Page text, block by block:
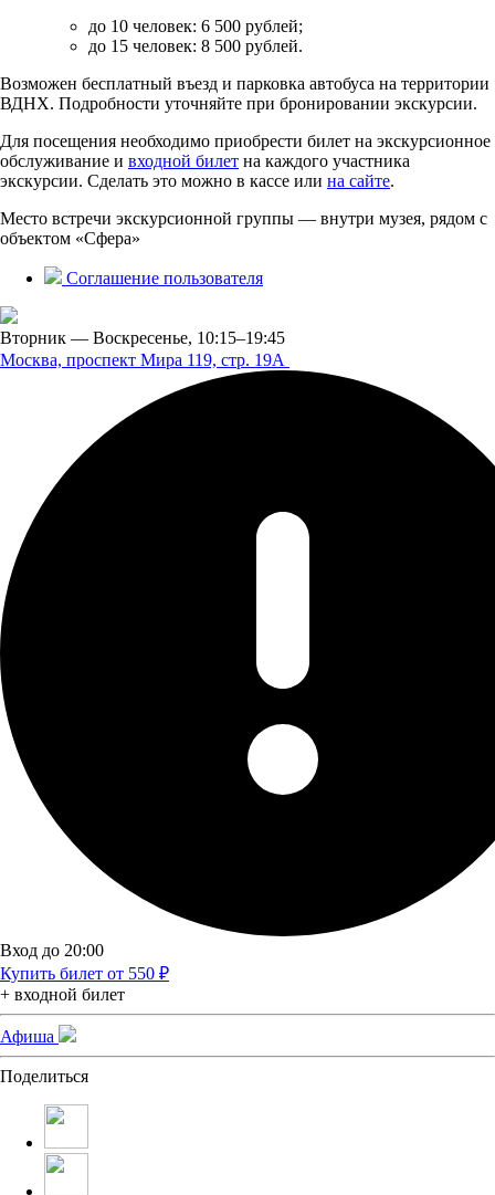
до 10 человек: 6 500 рублей;
до 15 человек: 8 500 рублей.
Возможен бесплатный въезд и парковка автобуса на территории
ВДНХ. Подробности уточняйте при бронировании экскурсии.
Для посещения необходимо приобрести билет на экскурсионное
обслуживание и входной билет на каждого участника
экскурсии. Сделать это можно в кассе или на сайте.
Место встречи экскурсионной группы — внутри музея, рядом с
объектом «Сфера»
Соглашение пользователя
Вторник — Воскресенье, 10:15–19:45
Москва, проспект Мира 119, стр. 19А
Вход до 20:00
Купить билет от 550 ₽
+ входной билет
Афиша
Поделиться